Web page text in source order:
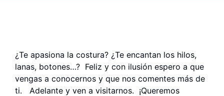
¿Te apasiona la costura? ¿Te encantan los hilos,
lanas, botones…? Feliz y con ilusión espero a que
vengas a conocernos y que nos comentes más de
ti. Adelante y ven a visitarnos. ¡Queremos